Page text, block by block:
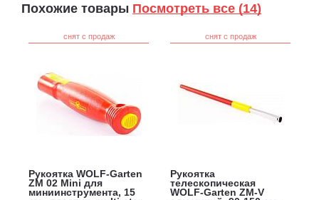
Похожие товары Посмотреть все (14)
снят с продаж
Рукоятка WOLF-Garten
ZM 02 Mini для
миниинструмента, 15
снят с продаж
Рукоятка
телескопическая
WOLF-Garten ZM-V